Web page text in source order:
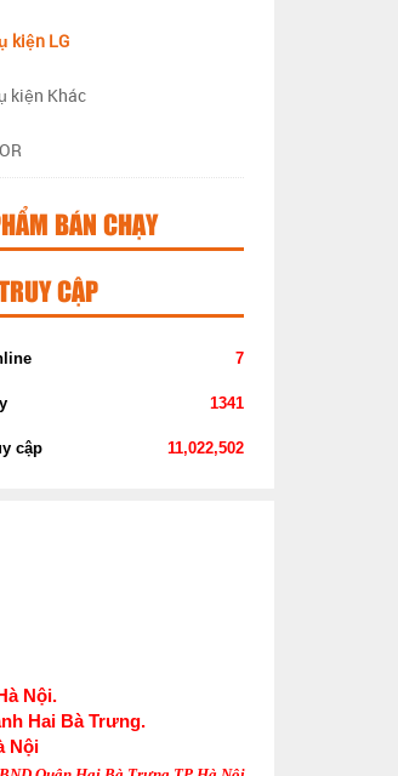
kiện LG
kiện Khác
BÁN CHẠY
CẬP
7
1341
cập 11,022,502
Nội.
Hai Bà Trưng.
Nội